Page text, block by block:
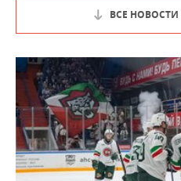
ВСЕ НОВОСТИ